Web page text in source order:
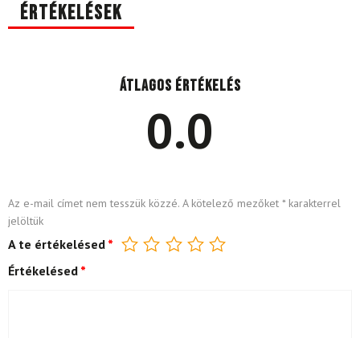
Értékelések
Átlagos értékelés
0.0
Az e-mail címet nem tesszük közzé. A kötelező mezőket *karakterrel
jelöltük
A te értékelésed *
Értékelésed *